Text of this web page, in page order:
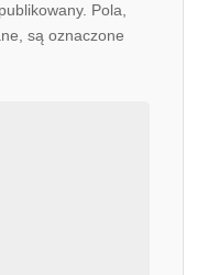
Pola,
są oznaczone